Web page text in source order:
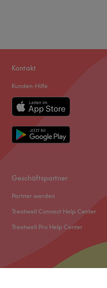
Kontakt
Kunden-Hilfe
Geschäftspartner
Partner werden
Treatwell Connect Help Center
Treatwell Pro Help Center